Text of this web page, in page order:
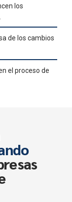
los
de los cambios
el proceso de